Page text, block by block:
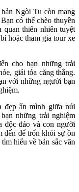
Ngòi Tu còn mang
có thể chèo thuyền
quan thiên nhiên tuyệt
hoặc tham gia tour xe
cho bạn những trải
giải tỏa căng thẳng.
với những người bạn
đẹp ẩn mình giữa núi
những trải nghiệm
độc đáo và con người
đến để trốn khỏi sự ồn
hiểu về bản sắc văn